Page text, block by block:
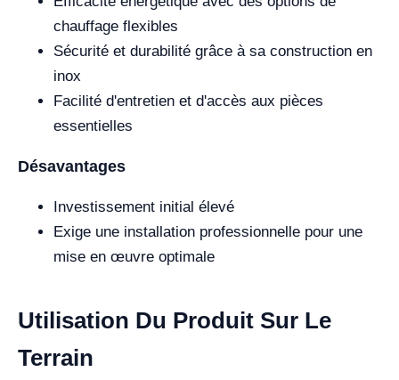
chauffage flexibles
Sécurité et durabilité grâce à sa construction en
inox
Facilité d'entretien et d'accès aux pièces
essentielles
Désavantages
Investissement initial élevé
Exige une installation professionnelle pour une
mise en œuvre optimale
Utilisation Du Produit Sur Le
Terrain